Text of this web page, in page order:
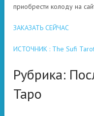
приобрести колоду на
ЗАКАЗАТЬ СЕЙЧАС
ИСТОЧНИК : The Sufi
Рубрика:
Таро